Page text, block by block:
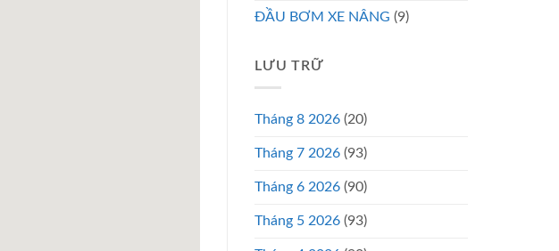
ĐẦU BƠM XE NÂNG (9)
LƯU TRỮ
Tháng 8 2026 (20)
Tháng 7 2026 (93)
Tháng 6 2026 (90)
Tháng 5 2026 (93)